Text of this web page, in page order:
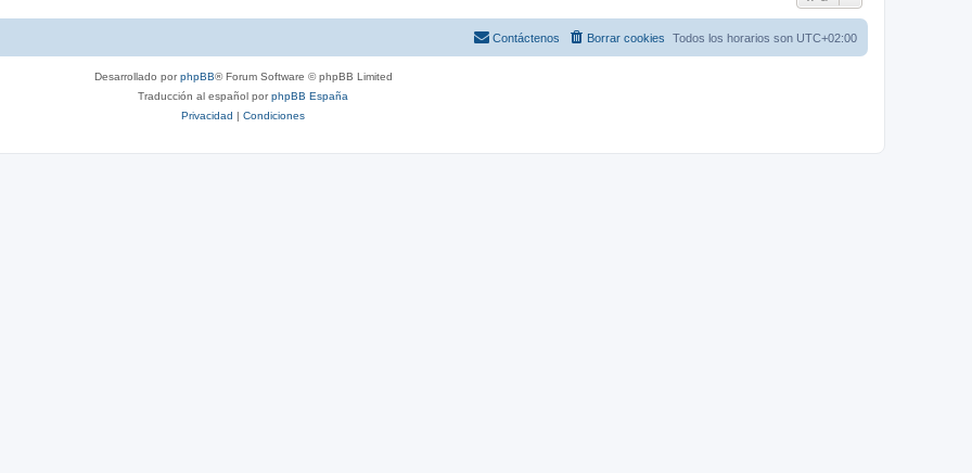
Todos los horarios son UTC+02:00
Borrar cookies
Contáctenos
Desarrollado porphpBB® Forum Software © phpBB Limited
Traducción al español porphpBB España
Privacidad | Condiciones